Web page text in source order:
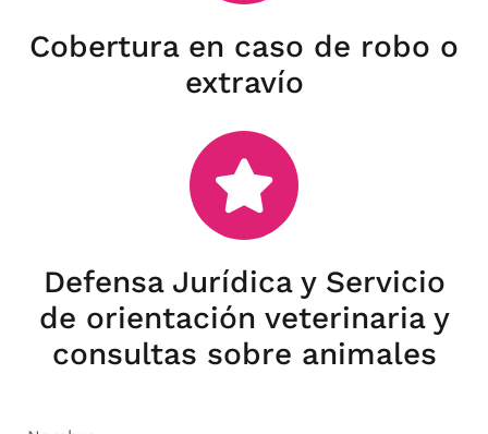
Cobertura en caso de robo o
extravío
Defensa Jurídica y Servicio
de orientación veterinaria y
consultas sobre animales